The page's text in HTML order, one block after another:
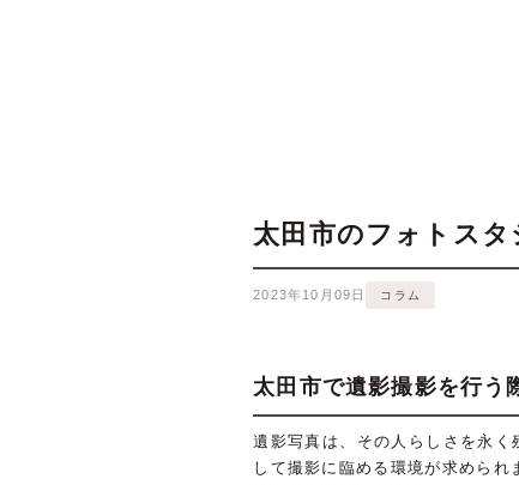
太田市のフォトス
2023年10月09日 コラム
太田市で遺影撮影を行う
遺影写真は、その人らしさを永
して撮影に臨める環境が求めら